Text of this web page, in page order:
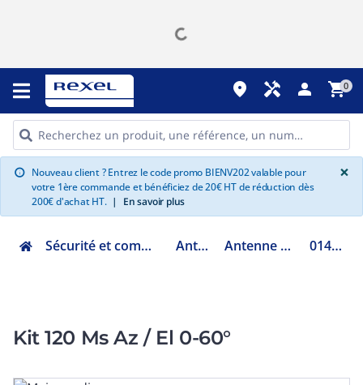
place handyman person shopping_cart0
info Nouveau client ? Entrez le code promo BIENV202 valable pour
votre 1ère commande et bénéficiez de 20€ HT de réduction dès
200€ d'achat HT. | En savoir plus
×
Sécurité et communication Antenne Antenne satellite 0140851
Kit 120 Ms Az / El 0-60°